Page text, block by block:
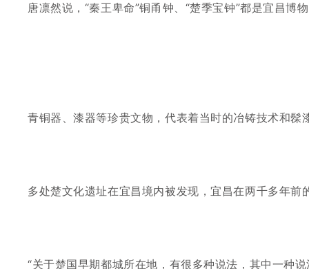
唐凛然说， “秦王卑命”铜甬钟、“楚季宝钟”都是宜昌博
青铜器、漆器等珍贵文物，代表着当时的冶铸技术和
多处楚文化遗址在宜昌境内被发现，宜昌在两千多年前
“关于楚国早期都城所在地，有很多种说法，其中一种